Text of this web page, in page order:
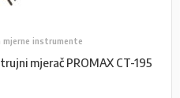
mjerne instrumente
mjerač PROMAX CT-195